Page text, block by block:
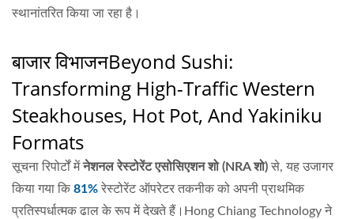
स्थानांतरित किया जा रहा है।
बाजार विभाजनBeyond Sushi:
Transforming High-Traffic Western
Steakhouses, Hot Pot, And Yakiniku
Formats
सूचना रिपोर्टों मेंनेशनल रेस्टोरेंट एसोसिएशन शो (NRA शो) से, यह उजागर
किया गया कि 81% रेस्टोरेंट ऑपरेटर तकनीक को अपनी प्राथमिक
प्रतिस्पर्धात्मक ढाल के रूप में देखते हैं।Hong Chiang Technology ने